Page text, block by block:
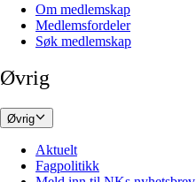
Om medlemskap
Medlemsfordeler
Søk medlemskap
Øvrig
Øvrig
Aktuelt
Fagpolitikk